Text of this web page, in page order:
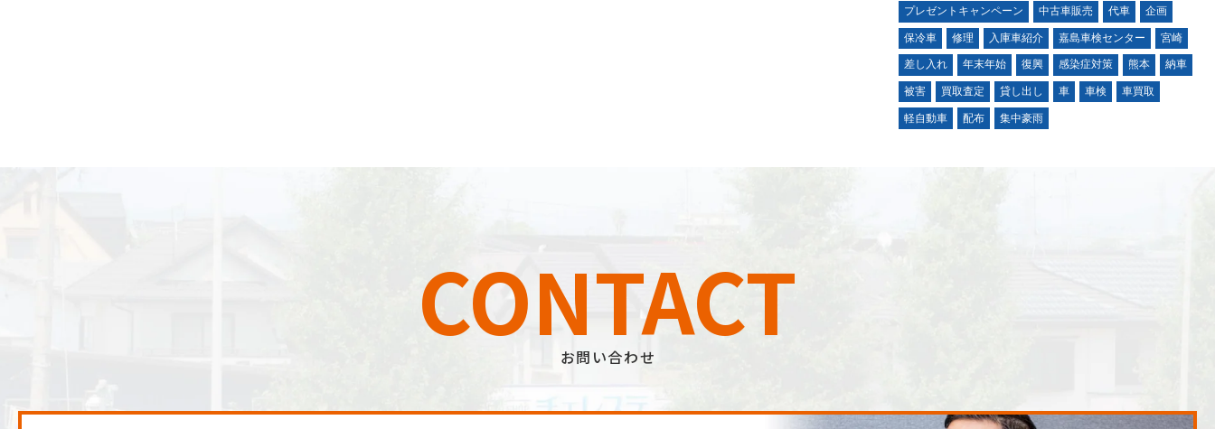
プレゼントキャンペーン 中古車販売 代車 企画
保冷車 修理 入庫車紹介 嘉島車検センター 宮崎
差し入れ 年末年始 復興 感染症対策 熊本 納車
被害 買取査定 貸し出し 車 車検 車買取
軽自動車 配布 集中豪雨
CONTACT
お問い合わせ